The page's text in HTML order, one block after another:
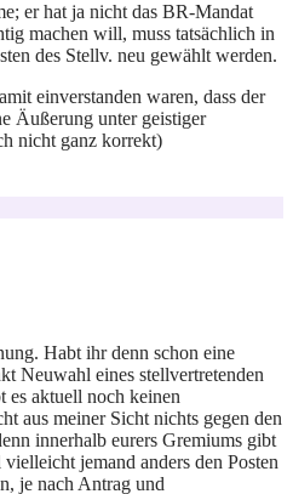
er hat ja nicht das BR-Mandat
machen will, muss tatsächlich in
des Stellv. neu gewählt werden.
einverstanden waren, dass der
Äußerung unter geistiger
nicht ganz korrekt)
Habt ihr denn schon eine
Neuwahl eines stellvertretenden
es aktuell noch keinen
aus meiner Sicht nichts gegen den
innerhalb eurers Gremiums gibt
jemand anders den Posten
je nach Antrag und